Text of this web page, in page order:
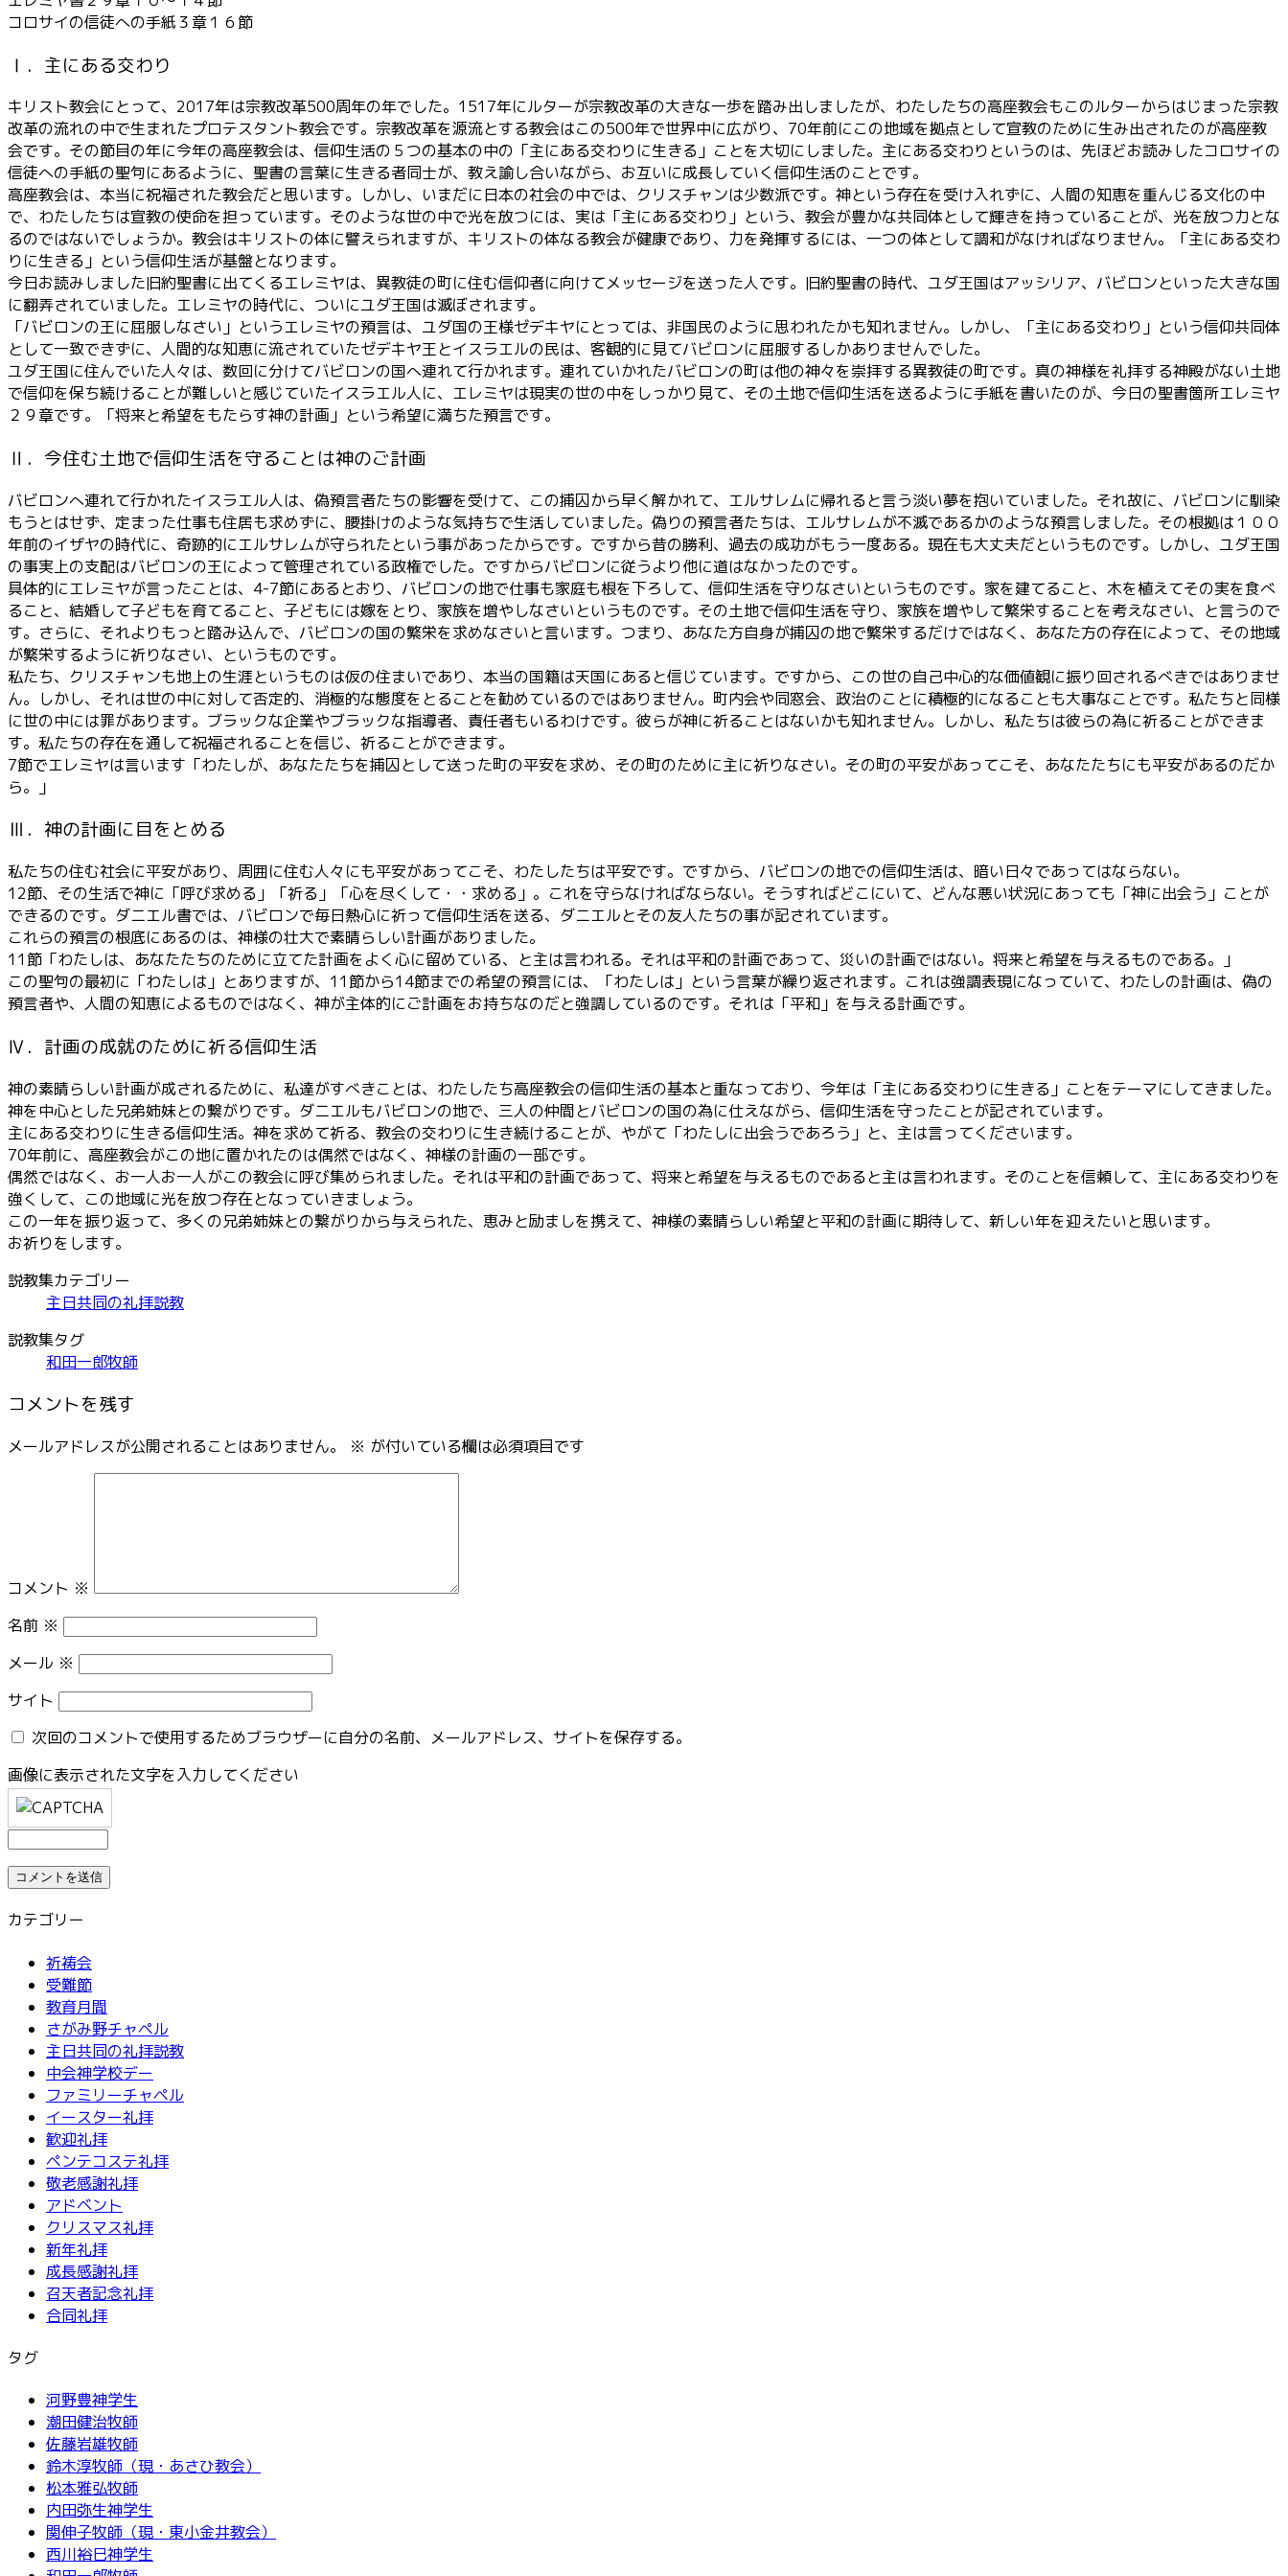
ー
矢
印
キ
を
使
っ
て
だ
い。
コロサイの信徒への手紙３章１６節
Ⅰ．主にある交わり
キリスト教会にとって、2017年は宗教改革500周年の年でした。1517年にルターが宗教改革の大きな一歩を踏み出しましたが、わたしたちの高座教会もこのルターからはじまった宗教
改革の流れの中で生まれたプロテスタント教会です。宗教改革を源流とする教会はこの500年で世界中に広がり、70年前にこの地域を拠点として宣教のために生み出されたのが高座教
会です。その節目の年に今年の高座教会は、信仰生活の５つの基本の中の「主にある交わりに生きる」ことを大切にしました。主にある交わりというのは、先ほどお読みしたコロサイの
信徒への手紙の聖句にあるように、聖書の言葉に生きる者同士が、教え諭し合いながら、お互いに成長していく信仰生活のことです。
高座教会は、本当に祝福された教会だと思います。しかし、いまだに日本の社会の中では、クリスチャンは少数派です。神という存在を受け入れずに、人間の知恵を重んじる文化の中
で、わたしたちは宣教の使命を担っています。そのような世の中で光を放つには、実は「主にある交わり」という、教会が豊かな共同体として輝きを持っていることが、光を放つ力とな
るのではないでしょうか。教会はキリストの体に譬えられますが、キリストの体なる教会が健康であり、力を発揮するには、一つの体として調和がなければなりません。「主にある交わ
りに生きる」という信仰生活が基盤となります。
今日お読みしました旧約聖書に出てくるエレミヤは、異教徒の町に住む信仰者に向けてメッセージを送った人です。旧約聖書の時代、ユダ王国はアッシリア、バビロンといった大きな国
に翻弄されていました。エレミヤの時代に、ついにユダ王国は滅ぼされます。
「バビロンの王に屈服しなさい」というエレミヤの預言は、ユダ国の王様ゼデキヤにとっては、非国民のように思われたかも知れません。しかし、「主にある交わり」という信仰共同体
として一致できずに、人間的な知恵に流されていたゼデキヤ王とイスラエルの民は、客観的に見てバビロンに屈服するしかありませんでした。
ユダ王国に住んでいた人々は、数回に分けてバビロンの国へ連れて行かれます。連れていかれたバビロンの町は他の神々を崇拝する異教徒の町です。真の神様を礼拝する神殿がない土地
で信仰を保ち続けることが難しいと感じていたイスラエル人に、エレミヤは現実の世の中をしっかり見て、その土地で信仰生活を送るように手紙を書いたのが、今日の聖書箇所エレミヤ
２９章です。「将来と希望をもたらす神の計画」という希望に満ちた預言です。
Ⅱ．今住む土地で信仰生活を守ることは神のご計画
バビロンへ連れて行かれたイスラエル人は、偽預言者たちの影響を受けて、この捕囚から早く解かれて、エルサレムに帰れると言う淡い夢を抱いていました。それ故に、バビロンに馴染
もうとはせず、定まった仕事も住居も求めずに、腰掛けのような気持ちで生活していました。偽りの預言者たちは、エルサレムが不滅であるかのような預言しました。その根拠は１００
年前のイザヤの時代に、奇跡的にエルサレムが守られたという事があったからです。ですから昔の勝利、過去の成功がもう一度ある。現在も大丈夫だというものです。しかし、ユダ王国
の事実上の支配はバビロンの王によって管理されている政権でした。ですからバビロンに従うより他に道はなかったのです。
具体的にエレミヤが言ったことは、4-7節にあるとおり、バビロンの地で仕事も家庭も根を下ろして、信仰生活を守りなさいというものです。家を建てること、木を植えてその実を食べ
ること、結婚して子どもを育てること、子どもには嫁をとり、家族を増やしなさいというものです。その土地で信仰生活を守り、家族を増やして繁栄することを考えなさい、と言うので
す。さらに、それよりもっと踏み込んで、バビロンの国の繁栄を求めなさいと言います。つまり、あなた方自身が捕囚の地で繁栄するだけではなく、あなた方の存在によって、その地域
が繁栄するように祈りなさい、というものです。
私たち、クリスチャンも地上の生涯というものは仮の住まいであり、本当の国籍は天国にあると信じています。ですから、この世の自己中心的な価値観に振り回されるべきではありませ
ん。しかし、それは世の中に対して否定的、消極的な態度をとることを勧めているのではありません。町内会や同窓会、政治のことに積極的になることも大事なことです。私たちと同様
に世の中には罪があります。ブラックな企業やブラックな指導者、責任者もいるわけです。彼らが神に祈ることはないかも知れません。しかし、私たちは彼らの為に祈ることができま
す。私たちの存在を通して祝福されることを信じ、祈ることができます。
7節でエレミヤは言います「わたしが、あなたたちを捕囚として送った町の平安を求め、その町のために主に祈りなさい。その町の平安があってこそ、あなたたちにも平安があるのだか
ら。」
Ⅲ．神の計画に目をとめる
私たちの住む社会に平安があり、周囲に住む人々にも平安があってこそ、わたしたちは平安です。ですから、バビロンの地での信仰生活は、暗い日々であってはならない。
12節、その生活で神に「呼び求める」「祈る」「心を尽くして・・求める」。これを守らなければならない。そうすればどこにいて、どんな悪い状況にあっても「神に出会う」ことが
できるのです。ダニエル書では、バビロンで毎日熱心に祈って信仰生活を送る、ダニエルとその友人たちの事が記されています。
これらの預言の根底にあるのは、神様の壮大で素晴らしい計画がありました。
11節「わたしは、あなたたちのために立てた計画をよく心に留めている、と主は言われる。それは平和の計画であって、災いの計画ではない。将来と希望を与えるものである。」
この聖句の最初に「わたしは」とありますが、11節から14節までの希望の預言には、「わたしは」という言葉が繰り返されます。これは強調表現になっていて、わたしの計画は、偽の
預言者や、人間の知恵によるものではなく、神が主体的にご計画をお持ちなのだと強調しているのです。それは「平和」を与える計画です。
Ⅳ．計画の成就のために祈る信仰生活
神の素晴らしい計画が成されるために、私達がすべきことは、わたしたち高座教会の信仰生活の基本と重なっており、今年は「主にある交わりに生きる」ことをテーマにしてきました。
神を中心とした兄弟姉妹との繋がりです。ダニエルもバビロンの地で、三人の仲間とバビロンの国の為に仕えながら、信仰生活を守ったことが記されています。
主にある交わりに生きる信仰生活。神を求めて祈る、教会の交わりに生き続けることが、やがて「わたしに出会うであろう」と、主は言ってくださいます。
70年前に、高座教会がこの地に置かれたのは偶然ではなく、神様の計画の一部です。
偶然ではなく、お一人お一人がこの教会に呼び集められました。それは平和の計画であって、将来と希望を与えるものであると主は言われます。そのことを信頼して、主にある交わりを
強くして、この地域に光を放つ存在となっていきましょう。
この一年を振り返って、多くの兄弟姉妹との繋がりから与えられた、恵みと励ましを携えて、神様の素晴らしい希望と平和の計画に期待して、新しい年を迎えたいと思います。
お祈りをします。
説教集カテゴリー
主日共同の礼拝説教
説教集タグ
和田一郎牧師
コメントを残す
メールアドレスが公開されることはありません。 ※ が付いている欄は必須項目です
コメント ※
名前 ※
メール ※
サイト
次回のコメントで使用するためブラウザーに自分の名前、メールアドレス、サイトを保存する。
画像に表示された文字を入力してください
カテゴリー
祈祷会
受難節
教育月間
さがみ野チャペル
主日共同の礼拝説教
中会神学校デー
ファミリーチャペル
イースター礼拝
歓迎礼拝
ペンテコステ礼拝
敬老感謝礼拝
アドベント
クリスマス礼拝
新年礼拝
成長感謝礼拝
召天者記念礼拝
合同礼拝
タグ
河野豊神学生
潮田健治牧師
佐藤岩雄牧師
鈴木淳牧師（現・あさひ教会）
松本雅弘牧師
内田弥生神学生
関伸子牧師（現・東小金井教会）
西川裕巳神学生